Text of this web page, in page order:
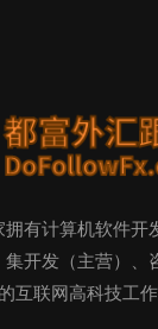
有计算机软件开
开发（主营）、
互联网高科技工作